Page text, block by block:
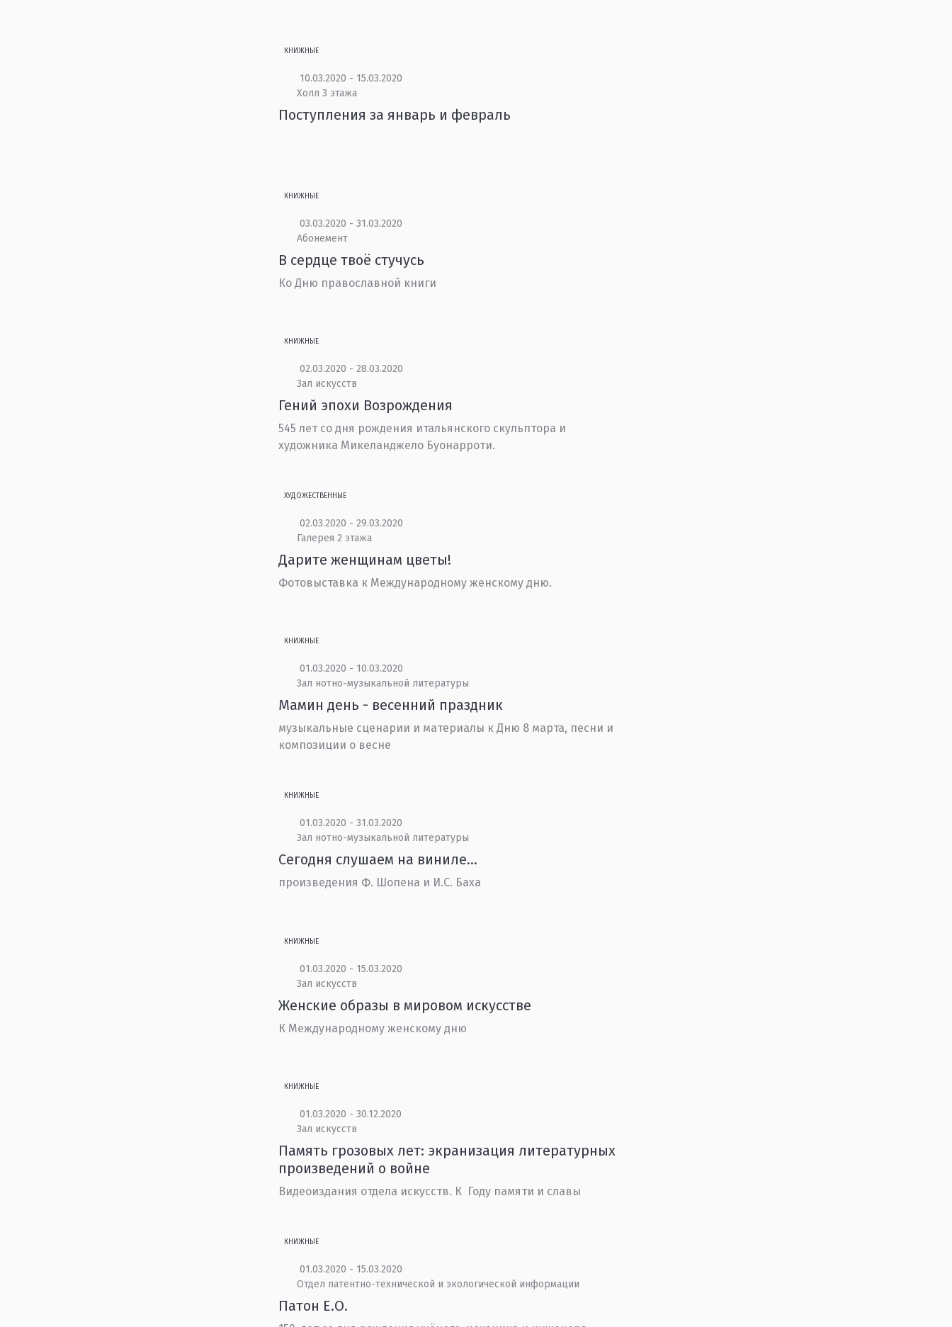
КНИЖНЫЕ
10.03.2020 - 15.03.2020
Холл 3 этажа
Поступления за январь и февраль
КНИЖНЫЕ
03.03.2020 - 31.03.2020
Абонемент
В сердце твоё стучусь
Ко Дню православной книги
КНИЖНЫЕ
02.03.2020 - 28.03.2020
Зал искусств
Гений эпохи Возрождения
545 лет со дня рождения итальянского скульптора и
художника Микеланджело Буонарроти.
ХУДОЖЕСТВЕННЫЕ
02.03.2020 - 29.03.2020
Галерея 2 этажа
Дарите женщинам цветы!
Фотовыставка к Международному женскому дню.
КНИЖНЫЕ
01.03.2020 - 10.03.2020
Зал нотно-музыкальной литературы
Мамин день - весенний праздник
музыкальные сценарии и материалы к Дню 8 марта, песни и
композиции о весне
КНИЖНЫЕ
01.03.2020 - 31.03.2020
Зал нотно-музыкальной литературы
Сегодня слушаем на виниле…
произведения Ф. Шопена и И.С. Баха
КНИЖНЫЕ
01.03.2020 - 15.03.2020
Зал искусств
Женские образы в мировом искусстве
К Международному женскому дню
КНИЖНЫЕ
01.03.2020 - 30.12.2020
Зал искусств
Память грозовых лет: экранизация литературных
произведений о войне
Видеоиздания отдела искусств. К Году памяти и славы
КНИЖНЫЕ
01.03.2020 - 15.03.2020
Отдел патентно-технической и экологической информации
Патон Е.О.